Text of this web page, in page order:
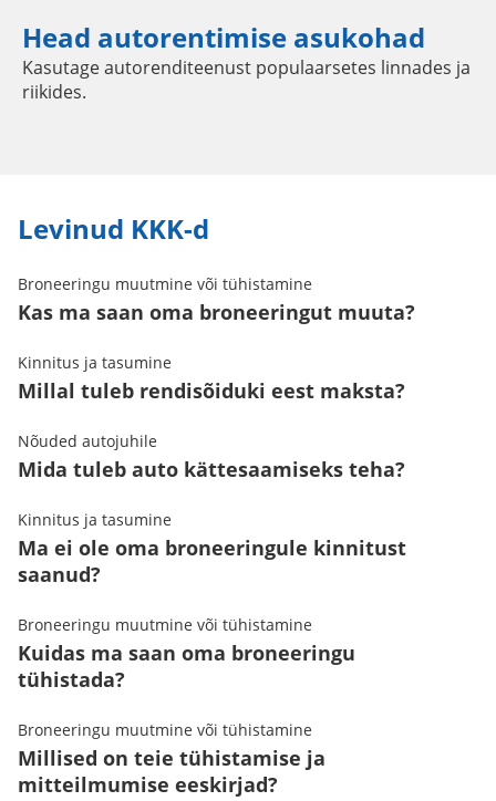
Head autorentimise asukohad
Kasutage autorenditeenust populaarsetes linnades ja
riikides.
Levinud KKK-d
Broneeringu muutmine või tühistamine
Kas ma saan oma broneeringut muuta?
Kinnitus ja tasumine
Millal tuleb rendisõiduki eest maksta?
Nõuded autojuhile
Mida tuleb auto kättesaamiseks teha?
Kinnitus ja tasumine
Ma ei ole oma broneeringule kinnitust
saanud?
Broneeringu muutmine või tühistamine
Kuidas ma saan oma broneeringu
tühistada?
Broneeringu muutmine või tühistamine
Millised on teie tühistamise ja
mitteilmumise eeskirjad?